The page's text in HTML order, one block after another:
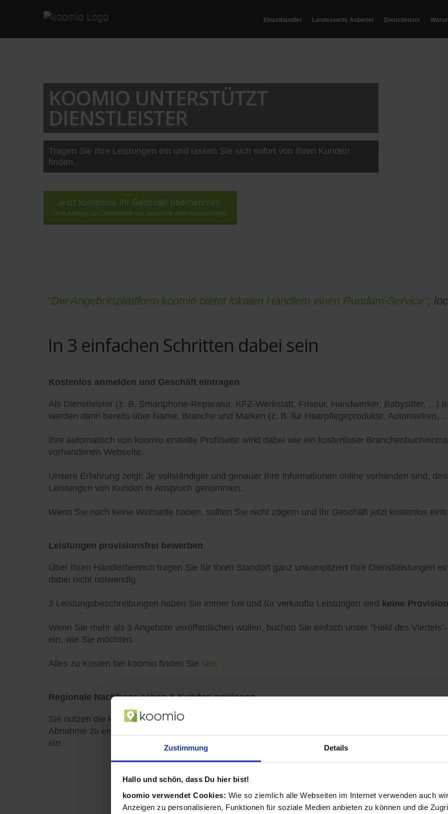
Zustimmung Details
Hallo und schön, dass Du hier bist!
koomio verwendet Cookies: Wie so ziemlich alle Webseiten im Internet verwenden auch
Anzeigen zu personalisieren, Funktionen für soziale Medien anbieten zu können und die
Einzelhändler Landesweite Anbieter Dienstleister
KOOMIO UNTERSTÜTZT
DIENSTLEISTER
Tragen Sie Ihre Leistungen ein und lassen Sie sich sofort von Ihren Kunden
finden.
Jetzt kostenlos Ihr Geschäft übernehmen
(Ihre Anfrage zur Übernahme des Geschäfts wird berücksichtigt)
"Die Angebotsplattform koomio bietet lokalen Händlern einen Rundum-Service",
In 3 einfachen Schritten dabei sein
Kostenlos anmelden und Geschäft eintragen
Als Dienstleister (z. B. Smartphone-Reparatur, KFZ-Werkstatt, Friseur, Handwerker, Babysitter, ...)
werden dann bereits über Name, Branche und Marken (z. B. für Haarpflegeprodukte, Automarken,
Ihre automatisch von koomio erstellte Profilseite wirkt dabei wie ein kostenloser
vorhandenen Webseite.
Unsere Erfahrung zeigt: Je vollständiger und genauer Ihre Informationen online vorhanden sind,
Leistungen von Kunden in Anspruch genommen.
Wenn Sie noch keine Webseite haben, sollten Sie nicht zögern und Ihr Geschäft jetzt kostenlos
Leistungen provisionsfrei bewerben
Über Ihren Händlerbereich tragen Sie für Ihren Standort ganz unkompliziert Ihre Dienstleistungen
dabei nicht notwendig.
3 Leistungsbeschreibungen haben Sie immer frei und für verkaufte Leistungen wird keine Provision
Wenn Sie mehr als 3 Angebote veröffentlichen wollen, buchen Sie einfach unser "Held des
ein, wie Sie möchten.
Alles zu Kosten bei koomio finden Sie hier.
Regionale Nachfrage sehen & Kunden gewinnen
Sie nutzen die kostenlosen Auswertungen, um zu sehen, ob es Kunden in Ihrer Nähe gibt, die z. B.
Abnahme zu einem bestimmten Preis warten. Und wenn Sie Termine frei haben, tragen Sie für
ein.